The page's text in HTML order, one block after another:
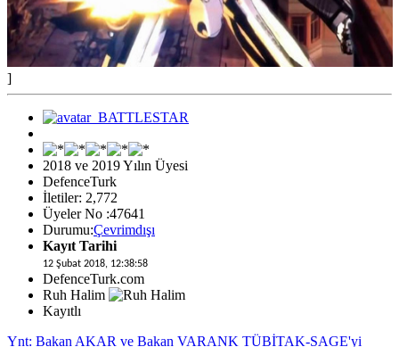
]
2018 ve 2019 Yılın Üyesi
DefenceTurk
İletiler: 2,772
Üyeler No :47641
Durumu:Çevrimdışı
Kayıt Tarihi
12 Şubat 2018, 12:38:58
DefenceTurk.com
Ruh Halim
Kayıtlı
Ynt: Bakan AKAR ve Bakan VARANK TÜBİTAK-SAGE'yi